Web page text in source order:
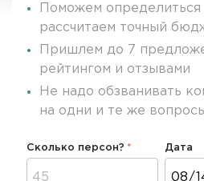
Поможем
рассчитаем точный
Пришлем до 7
рейтингом и отзывами
Не надо обзванивать
на одни и те же
Сколько персон? Дата